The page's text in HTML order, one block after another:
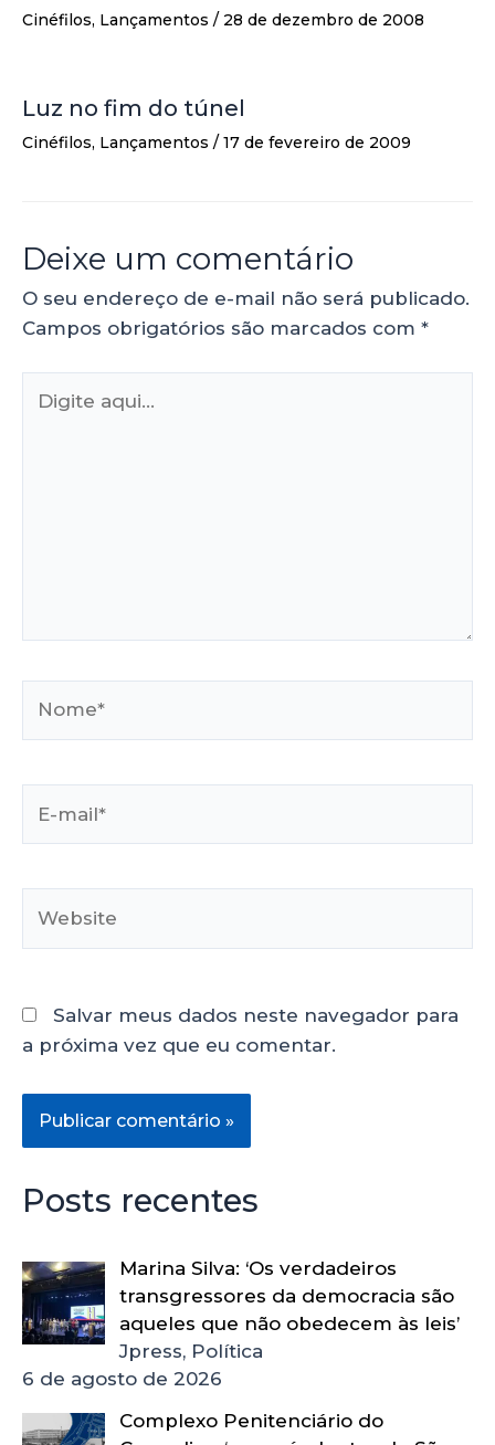
Cinéfilos, Lançamentos / 28 de dezembro de 2008
Luz no fim do túnel
Cinéfilos, Lançamentos / 17 de fevereiro de 2009
Deixe um comentário
O seu endereço de e-mail não será publicado.
Campos obrigatórios são marcados com *
Salvar meus dados neste navegador para
a próxima vez que eu comentar.
Posts recentes
Marina Silva: ‘Os verdadeiros
transgressores da democracia são
aqueles que não obedecem às leis’
Jpress, Política
6 de agosto de 2026
Complexo Penitenciário do